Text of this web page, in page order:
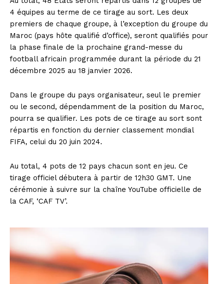
4 équipes au terme de ce tirage au sort. Les deux
premiers de chaque groupe, à l’exception du groupe du
Maroc (pays hôte qualifié d’office), seront qualifiés pour
la phase finale de la prochaine grand-messe du
football africain programmée durant la période du 21
décembre 2025 au 18 janvier 2026.
Dans le groupe du pays organisateur, seul le premier
ou le second, dépendamment de la position du Maroc,
pourra se qualifier. Les pots de ce tirage au sort sont
répartis en fonction du dernier classement mondial
FIFA, celui du 20 juin 2024.
Au total, 4 pots de 12 pays chacun sont en jeu. Ce
tirage officiel débutera à partir de 12h30 GMT. Une
cérémonie à suivre sur la chaîne YouTube officielle de
la CAF, ‘CAF TV’.